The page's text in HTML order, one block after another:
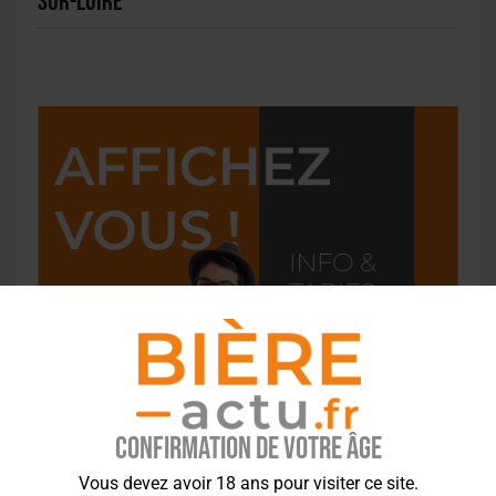
Confirmation de votre âge
Vous devez avoir 18 ans pour visiter ce site.